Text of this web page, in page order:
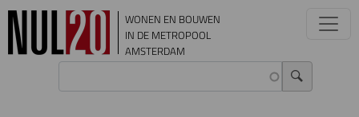
Overslaan en naar de inhoud gaan
WONEN EN BOUWEN
IN DE METROPOOL
AMSTERDAM